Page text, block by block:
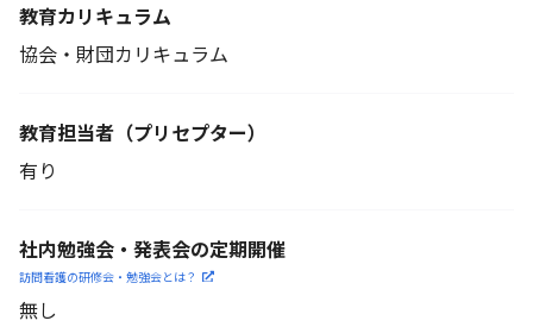
教育カリキュラム
協会・財団カリキュラム
教育担当者 （プリセプター）
有り
社内勉強会・発表会の定期開催
訪問看護の研修会・勉強会とは？
無し